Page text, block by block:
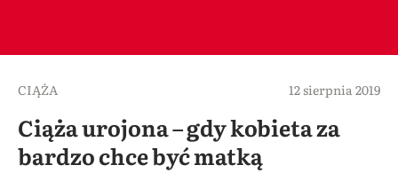
CIĄŻA 12 sierpnia 2019
Ciąża urojona – gdy kobieta za
bardzo chce być matką